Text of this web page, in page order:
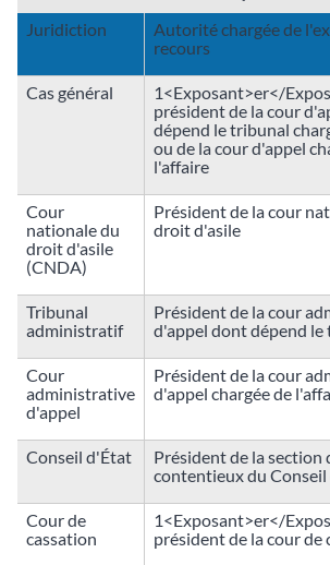
Juridiction
Autorité chargée de
recours
Cas général
1<Exposant>er</
président de la cour
dépend le tribunal
ou de la cour d'appel
l'affaire
Cour
nationale du
droit d'asile
(CNDA)
Président de la cour
droit d'asile
Tribunal
administratif
Président de la cour
d'appel dont dépend le
Cour
administrative
d'appel
Président de la cour
d'appel chargée de
Conseil d'État
Président de la section
contentieux du
Cour de
cassation
1<Exposant>er</
président de la cour de